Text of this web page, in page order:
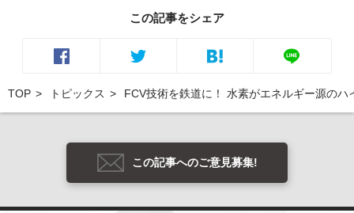
この記事をシェア
TOP トピックス FCV技術を鉄道に！ 水素がエネルギー源の
この記事へのご意見募集!